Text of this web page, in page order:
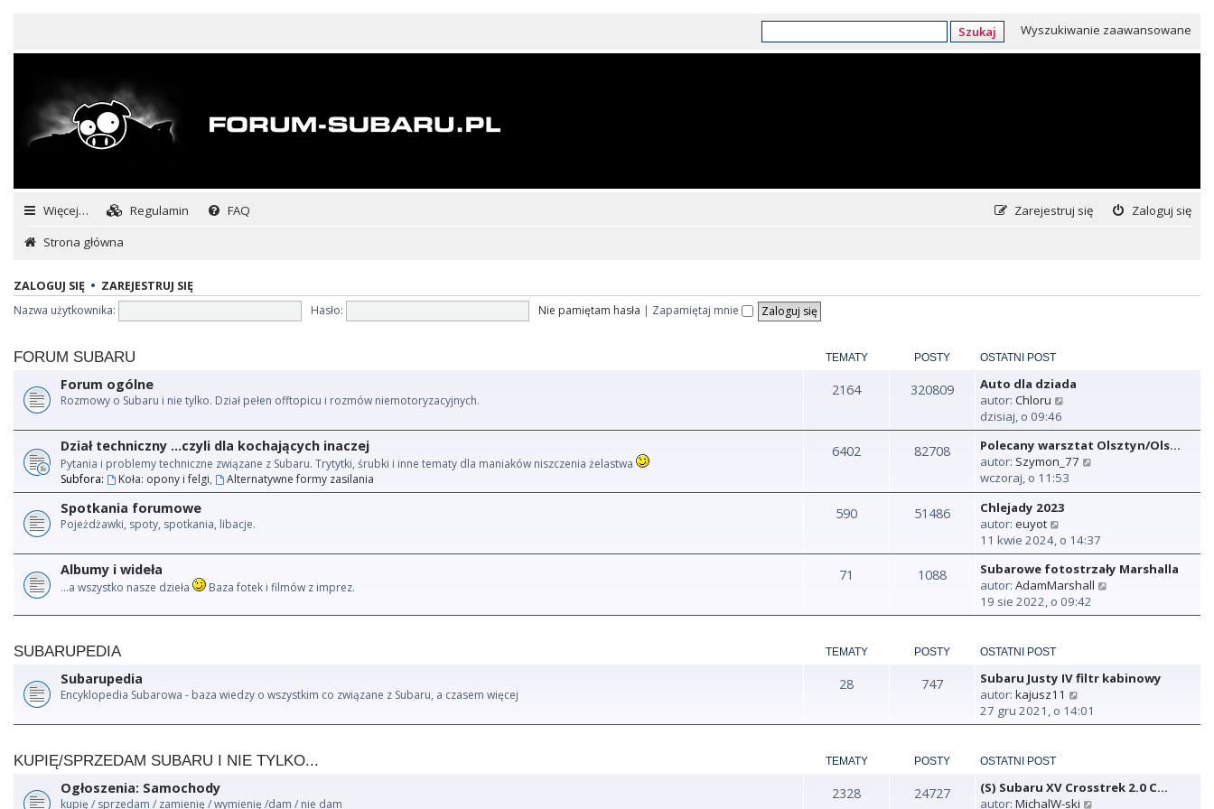
Szukaj Wyszukiwanie zaawansowane
Więcej… Regulamin FAQ Zaloguj się
Zarejestruj się
Strona główna
ZALOGUJ SIĘ • ZAREJESTRUJ SIĘ
Nazwa użytkownika:
Hasło: Nie pamiętam hasła | Zapamiętaj mnie
FORUM SUBARU TEMATY POSTY OSTATNI POST
Forum ogólne
Rozmowy o Subaru i nie tylko. Dział pełen offtopicu i rozmów niemotoryzacyjnych.
2164 320809
Auto dla dziada
autor: Chloru
ś
w
i
e
t
a
n
o
w
p
o
s
t
dzisiaj, o 09:46
Dział techniczny ...czyli dla kochających inaczej
Pytania i problemy techniczne związane z Subaru. Trytytki, śrubki i inne tematy dla maniaków niszczenia żelastwa
Subfora:
Koła: opony i felgi, Alternatywne formy zasilania
6402 82708
Polecany warsztat Olsztyn/Ols…
autor: Szymon_77
ś
e
t
l
n
s
y
t
wczoraj, o 11:53
Spotkania forumowe
Pojeżdżawki, spoty, spotkania, libacje.
590 51486
Chlejady 2023
autor: euyot
y
ś
w
i
e
t
j
n
o
y
p
11 kwie 2024, o 14:37
Albumy i wideła
...a wszystko nasze dzieła Baza fotek i filmów z imprez.
71 1088
Subarowe fotostrzały Marshalla
autor: AdamMarshall
ś
t
a
w
19 sie 2022, o 09:42
SUBARUPEDIA TEMATY POSTY OSTATNI POST
Subarupedia
Encyklopedia Subarowa - baza wiedzy o wszystkim co związane z Subaru, a czasem więcej
28 747
Subaru Justy IV filtr kabinowy
autor: kajusz11
y
ś
t
27 gru 2021, o 14:01
KUPIĘ/SPRZEDAM SUBARU I NIE TYLKO... TEMATY POSTY OSTATNI POST
Ogłoszenia: Samochody
kupię / sprzedam / zamienię / wymienię /dam / nie dam
2328 24727
(S) Subaru XV Crosstrek 2.0 C…
autor: MichalW-ski